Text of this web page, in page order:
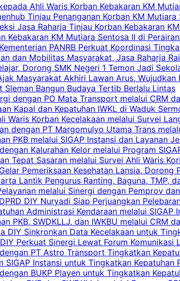
Ahli Waris Korban Kebakaran KM
Tinjau Penanganan Korban KM Mutiara
Jasa Raharja Tinjau Korban Kebakaran
Kebakaran KM Mutiara Sentosa II di
PANRB Perkuat Koordinasi
dan Mobilitas Masyarakat, Jasa Raharja
Dorong SMK Negeri 1 Temon Jadi
Masyarakat Akhiri Lawan Arus, Wujudkan
Sleman Bangun Budaya Tertib Berlalu Lintas
dengan PO Mata Transport melalui CRM
Kapal dan Kepatuhan IWKL di Waduk
Waris Korban Kecelakaan melalui Survei
dengan PT Margomulyo Utama Trans
PKB melalui SIGAP Instansi dan Layanan
Kalurahan Kelor melalui Program
Tepat Sasaran melalui Survei Ahli Waris
Pemeriksaan Kesehatan Lansia, Dorong
Lantik Pengurus Ranting, Baguna, TMP,
melalui Sinergi dengan Pemprov
DIY Nuryadi Siap Perjuangkan
Administrasi Kendaraan melalui SIGAP
PKB, SWDKLLJ, dan IWKBU melalui CRM
DIY Sinkronkan Data Kecelakaan untuk
Perkuat Sinergi Lewat Forum Komunikasi
PT Astro Transport Tingkatkan
Instansi untuk Tingkatkan Kepatuhan
BUKP Playen untuk Tingkatkan